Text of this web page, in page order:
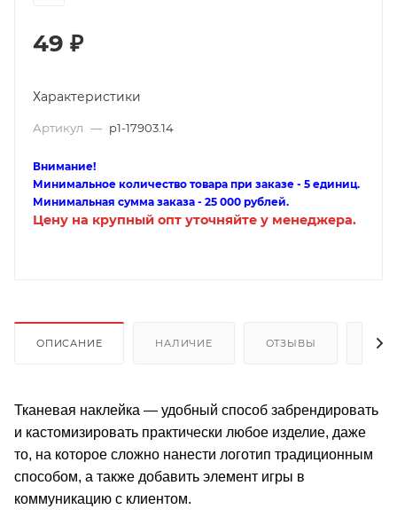
49 ₽
Характеристики
Артикул — p1-17903.14
Внимание!
Минимальное количество товара при заказе - 5 единиц.
Минимальная сумма заказа - 25 000 рублей.
Цену на крупный опт уточняйте у менеджера.
ОПИСАНИЕ НАЛИЧИЕ ОТЗЫВЫ
Тканевая наклейка — удобный способ забрендировать
и кастомизировать практически любое изделие, даже
то, на которое сложно нанести логотип традиционным
способом, а также добавить элемент игры в
коммуникацию с клиентом.